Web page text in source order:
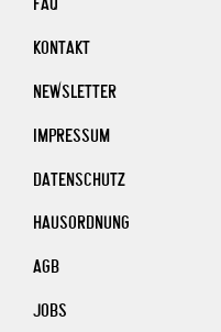
KONTAKT
NEWSLETTER
IMPRESSUM
DATENSCHUTZ
HAUSORDNUNG
AGB
JOBS